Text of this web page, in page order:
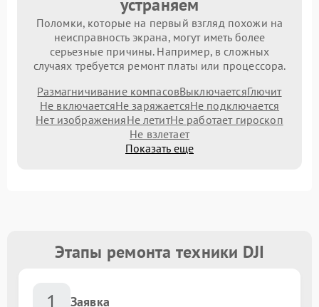
устраняем
Поломки, которые на первый взгляд похожи на
неисправность экрана, могут иметь более
серьезные причины. Например, в сложных
случаях требуется ремонт платы или процессора.
Размагничивание компасовВыключаетсяГлючит
Не включаетсяНе заряжаетсяНе подключается
Нет изображенияНе летитНе работает гироскоп
Не взлетает
Показать еще
Этапы ремонта техники DJI
1 Заявка